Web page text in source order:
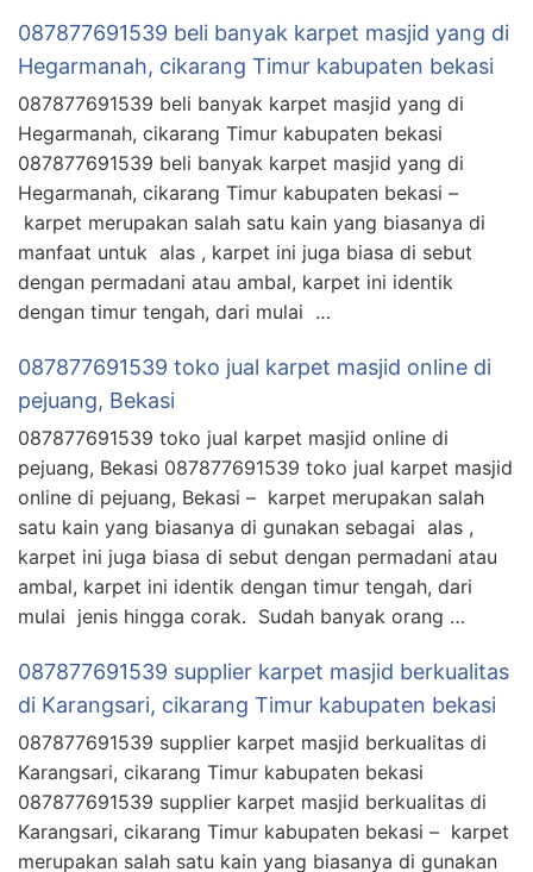
087877691539 beli banyak karpet masjid yang di
Hegarmanah, cikarang Timur kabupaten bekasi
087877691539 beli banyak karpet masjid yang di
Hegarmanah, cikarang Timur kabupaten bekasi
087877691539 beli banyak karpet masjid yang di
Hegarmanah, cikarang Timur kabupaten bekasi –
karpet merupakan salah satu kain yang biasanya di
manfaat untuk alas , karpet ini juga biasa di sebut
dengan permadani atau ambal, karpet ini identik
dengan timur tengah, dari mulai …
087877691539 toko jual karpet masjid online di
pejuang, Bekasi
087877691539 toko jual karpet masjid online di
pejuang, Bekasi 087877691539 toko jual karpet masjid
online di pejuang, Bekasi – karpet merupakan salah
satu kain yang biasanya di gunakan sebagai alas ,
karpet ini juga biasa di sebut dengan permadani atau
ambal, karpet ini identik dengan timur tengah, dari
mulai jenis hingga corak. Sudah banyak orang …
087877691539 supplier karpet masjid berkualitas
di Karangsari, cikarang Timur kabupaten bekasi
087877691539 supplier karpet masjid berkualitas di
Karangsari, cikarang Timur kabupaten bekasi
087877691539 supplier karpet masjid berkualitas di
Karangsari, cikarang Timur kabupaten bekasi – karpet
merupakan salah satu kain yang biasanya di gunakan